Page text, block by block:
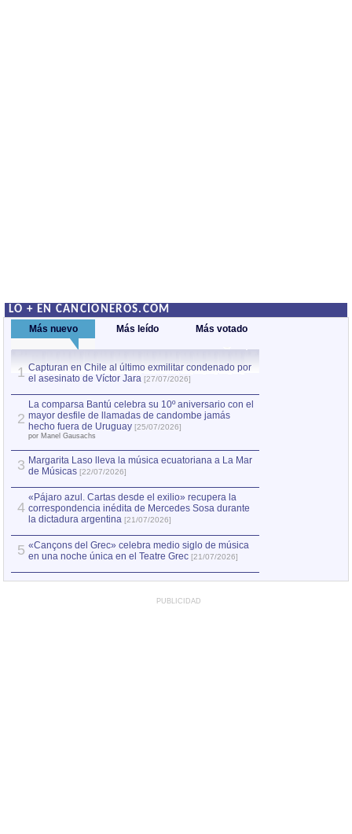
LO + EN CANCIONEROS.COM
Más nuevo Más leído Más votado
1 Capturan en Chile al último exmilitar condenado por
el asesinato de Víctor Jara [27/07/2026]
2
La comparsa Bantú celebra su 10º aniversario con el
mayor desfile de llamadas de candombe jamás
hecho fuera de Uruguay [25/07/2026]
por Manel Gausachs
3 Margarita Laso lleva la música ecuatoriana a La Mar
de Músicas [22/07/2026]
4
«Pájaro azul. Cartas desde el exilio» recupera la
correspondencia inédita de Mercedes Sosa durante
la dictadura argentina [21/07/2026]
5 «Cançons del Grec» celebra medio siglo de música
en una noche única en el Teatre Grec [21/07/2026]
PUBLICIDAD